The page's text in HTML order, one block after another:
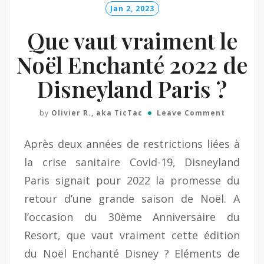
Jan 2, 2023
Que vaut vraiment le
Noël Enchanté 2022 de
Disneyland Paris ?
by Olivier R., aka TicTac Leave Comment
Après deux années de restrictions liées à
la crise sanitaire Covid-19, Disneyland
Paris signait pour 2022 la promesse du
retour d’une grande saison de Noël. A
l’occasion du 30ème Anniversaire du
Resort, que vaut vraiment cette édition
du Noël Enchanté Disney ? Eléments de